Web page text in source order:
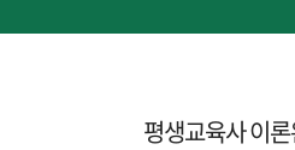
평생교육사 이